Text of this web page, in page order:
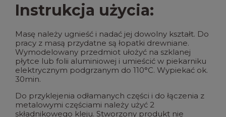
Instrukcja użycia:
Masę należy ugnieść i nadać jej dowolny kształt. Do
pracy z masą przydatne są łopatki drewniane.
Wymodelowany przedmiot ułożyć na szklanej
płytce lub folii aluminiowej i umieścić w piekarniku
elektrycznym podgrzanym do 110°C. Wypiekać ok.
30min.
Do przyklejenia odłamanych części i do łączenia z
metalowymi częściami należy użyć 2
składnikowego kleju. Stworzony produkt nie